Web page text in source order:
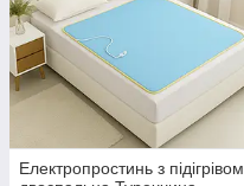
Електропростинь з підігрівом